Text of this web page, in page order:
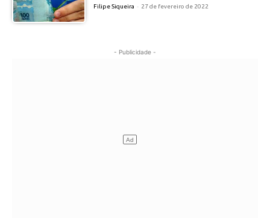
Filipe Siqueira - 27 de fevereiro de 2022
- Publicidade -